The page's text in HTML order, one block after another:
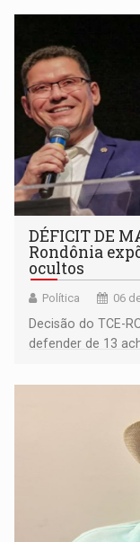
garantir
DÉFICIT DE
Rondônia
ocultos
Política 06
Decisão do TCE-
defender de 13
mandato